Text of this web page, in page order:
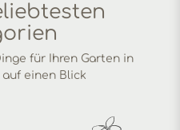
für Ihren Garten in
einen Blick